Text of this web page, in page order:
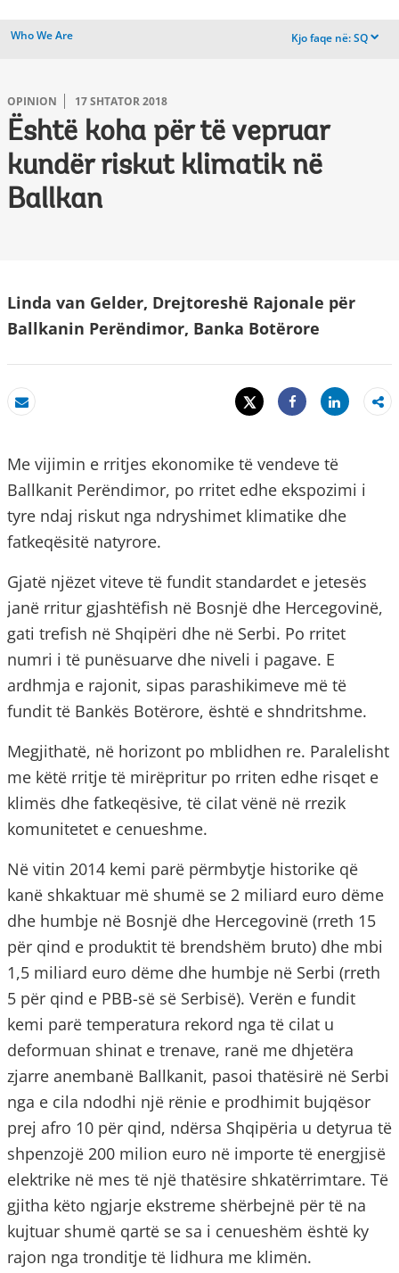
Who We Are Kjo faqe në:SQ dropdown
OPINION 17 SHTATOR 2018
Është koha për të vepruar
kundër riskut klimatik në
Ballkan
Linda van Gelder, Drejtoreshë Rajonale për
Ballkanin Perëndimor, Banka Botërore
Posta elektronike
Tweet
Share
Share
Me vijimin e rritjes ekonomike të vendeve të
Ballkanit Perëndimor, po rritet edhe ekspozimi i
tyre ndaj riskut nga ndryshimet klimatike dhe
fatkeqësitë natyrore.
Gjatë njëzet viteve të fundit standardet e jetesës
janë rritur gjashtëfish në Bosnjë dhe Hercegovinë,
gati trefish në Shqipëri dhe në Serbi. Po rritet
numri i të punësuarve dhe niveli i pagave. E
ardhmja e rajonit, sipas parashikimeve më të
fundit të Bankës Botërore, është e shndritshme.
Megjithatë, në horizont po mblidhen re. Paralelisht
me këtë rritje të mirëpritur po rriten edhe risqet e
klimës dhe fatkeqësive, të cilat vënë në rrezik
komunitetet e cenueshme.
Në vitin 2014 kemi parë përmbytje historike që
kanë shkaktuar më shumë se 2 miliard euro dëme
dhe humbje në Bosnjë dhe Hercegovinë (rreth 15
për qind e produktit të brendshëm bruto) dhe mbi
1,5 miliard euro dëme dhe humbje në Serbi (rreth
5 për qind e PBB-së së Serbisë). Verën e fundit
kemi parë temperatura rekord nga të cilat u
deformuan shinat e trenave, ranë me dhjetëra
zjarre anembanë Ballkanit, pasoi thatësirë në Serbi
nga e cila ndodhi një rënie e prodhimit bujqësor
prej afro 10 për qind, ndërsa Shqipëria u detyrua të
shpenzojë 200 milion euro në importe të energjisë
elektrike në mes të një thatësire shkatërrimtare. Të
gjitha këto ngjarje ekstreme shërbejnë për të na
kujtuar shumë qartë se sa i cenueshëm është ky
rajon nga tronditje të lidhura me klimën.